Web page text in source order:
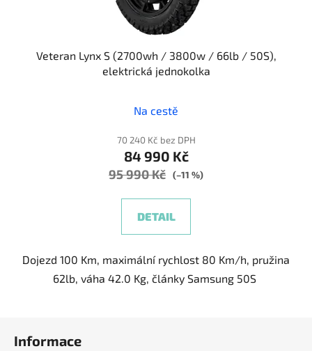
Veteran Lynx S (2700wh / 3800w / 66lb / 50S),
elektrická jednokolka
Na cestě
70 240 Kč bez DPH
84 990 Kč
95 990 Kč (–11 %)
DETAIL
Dojezd 100 Km, maximální rychlost 80 Km/h, pružina
62lb, váha 42.0 Kg, články Samsung 50S
Informace